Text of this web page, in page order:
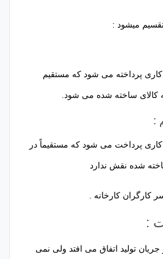
میشود :
پرداخته می شود که مستقیم
کالای ساخته شده می شود.
:
پرداخت می شود که مستقیماً در
شده نقش ندارد
کارگران کارخانه .
جریان تولید اتفاق می افتد ولی نمی